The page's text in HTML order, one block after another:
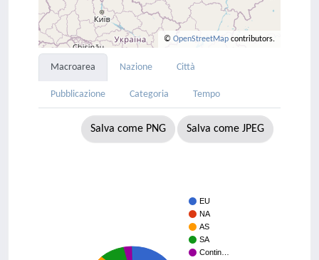
© OpenStreetMap contributors.
Macroarea Nazione Città
Pubblicazione Categoria Tempo
Salva come PNG Salva come JPEG
EU
NA
AS
SA
Contin…